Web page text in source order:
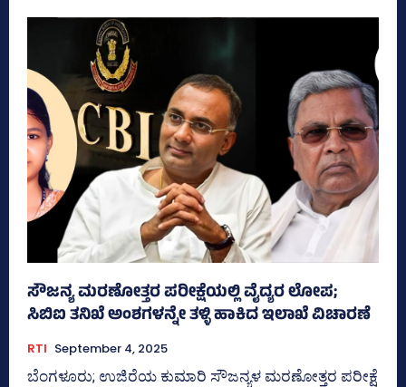
ಸೌಜನ್ಯ ಮರಣೋತ್ತರ ಪರೀಕ್ಷೆಯಲ್ಲಿ ವೈದ್ಯರ ಲೋಪ;
ಸಿಬಿಐ ತನಿಖೆ ಅಂಶಗಳನ್ನೇ ತಳ್ಳಿ ಹಾಕಿದ ಇಲಾಖೆ ವಿಚಾರಣೆ
RTI September 4, 2025
ಬೆಂಗಳೂರು; ಉಜಿರೆಯ ಕುಮಾರಿ ಸೌಜನ್ಯಳ ಮರಣೋತ್ತರ ಪರೀಕ್ಷೆ